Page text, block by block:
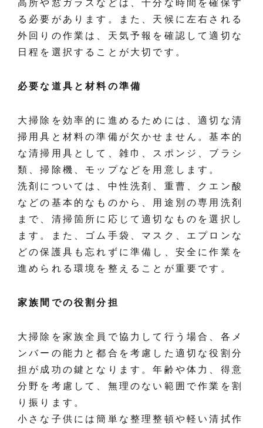
高所や窓ガラスなどは、十分な時間を確保す
る必要があります。また、天候に左右される
外回りの作業は、天気予報を確認して適切な
日程を選択することが大切です。
必要な道具と材料の準備
大掃除を効率的に進めるためには、適切な清
掃用具と材料の準備が欠かせません。基本的
な清掃用具として、雑巾、スポンジ、ブラシ
類、掃除機、モップなどを用意します。
洗剤については、中性洗剤、重曹、クエン酸
などの基本的なものから、用途別の専用洗剤
まで、清掃箇所に応じて適切なものを選択し
ます。また、ゴム手袋、マスク、エプロンな
どの保護具も忘れずに準備し、安全に作業を
進められる環境を整えることが重要です。
家族間での役割分担
大掃除を家族全員で協力して行う場合、各メ
ンバーの能力と都合を考慮した適切な役割分
担が成功の鍵となります。年齢や体力、得意
分野を考慮して、無理のない範囲で作業を割
り振ります。
小さな子供には簡単な整理整頓や軽い清拭作